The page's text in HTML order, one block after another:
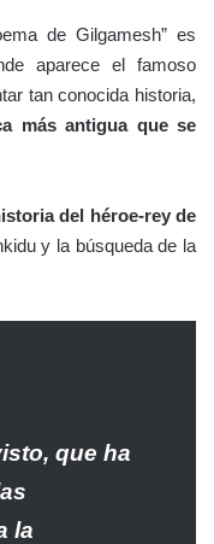
de Gilgamesh” es
aparece el famoso
tan conocida historia,
más antigua que se
del héroe-rey de
y la búsqueda de la
que ha
la